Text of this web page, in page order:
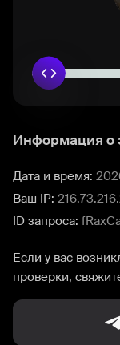
Информация о
Дата и время:
Ваш IP:
ID запроса:
Если у вас
проверки,